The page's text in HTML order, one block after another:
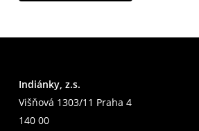
Indiánky, z.s.
Višňová 1303/11 Praha 4
140 00